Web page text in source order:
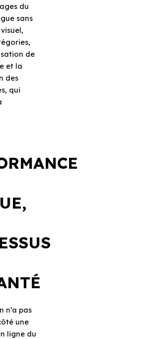
du
sans
de
et la
des
qui
n’a pas
une
ligne du